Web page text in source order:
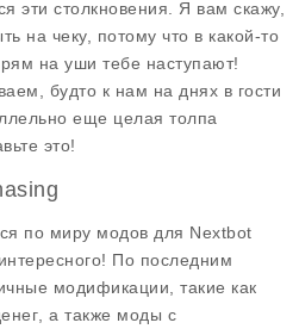
эти столкновения. Я вам скажу,
на чеку, потому что в какой-то
на уши тебе наступают!
будто к нам на днях в гости
еще целая толпа
это!
по миру модов для Nextbot
По последним
модификации, такие как
, а также моды с